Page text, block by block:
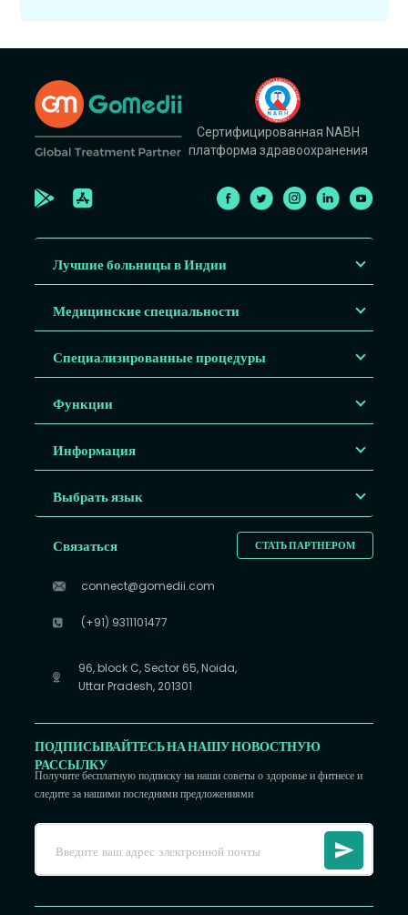
Сертифицированная NABH
платформа здравоохранения
Лучшие больницы в Индии
Медицинские специальности
Специализированные процедуры
Функции
Информация
Выбрать язык
СТАТЬ ПАРТНЕРОМ
Связаться
connect@gomedii.com
(+91) 9311101477
96, block C, Sector 65, Noida,
Uttar Pradesh, 201301
ПОДПИСЫВАЙТЕСЬ НА НАШУ НОВОСТНУЮ
РАССЫЛКУ
Получите бесплатную подписку на наши советы о здоровье и фитнесе и
следите за нашими последними предложениями